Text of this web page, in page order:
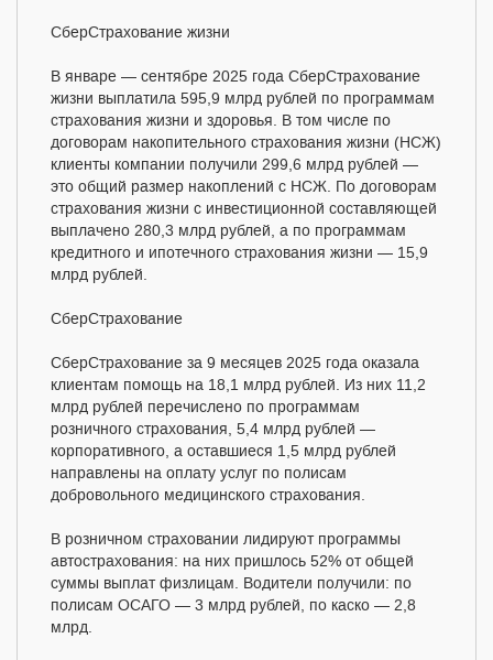
СберСтрахование жизни
В январе — сентябре 2025 года СберСтрахование
жизни выплатила 595,9 млрд рублей по программам
страхования жизни и здоровья. В том числе по
договорам накопительного страхования жизни (НСЖ)
клиенты компании получили 299,6 млрд рублей —
это общий размер накоплений с НСЖ. По договорам
страхования жизни с инвестиционной составляющей
выплачено 280,3 млрд рублей, а по программам
кредитного и ипотечного страхования жизни — 15,9
млрд рублей.
СберСтрахование
СберСтрахование за 9 месяцев 2025 года оказала
клиентам помощь на 18,1 млрд рублей. Из них 11,2
млрд рублей перечислено по программам
розничного страхования, 5,4 млрд рублей —
корпоративного, а оставшиеся 1,5 млрд рублей
направлены на оплату услуг по полисам
добровольного медицинского страхования.
В розничном страховании лидируют программы
автострахования: на них пришлось 52% от общей
суммы выплат физлицам. Водители получили: по
полисам ОСАГО — 3 млрд рублей, по каско — 2,8
млрд.